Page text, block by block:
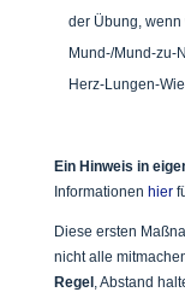
der Übung,
Mund-/Mund-zu-
Herz-Lungen-
Ein Hinweis in
Informationen hier
Diese ersten
nicht alle
Regel , Abstand